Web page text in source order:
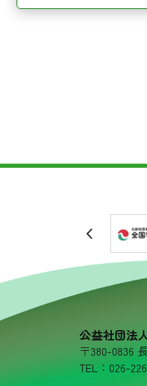
公益社団法
〒380-0836
TEL：026-